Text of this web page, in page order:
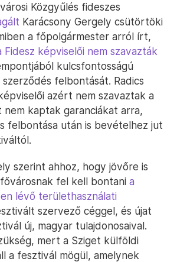
Közgyűlés fideszes
Karácsony Gergely csütörtöki
a főpolgármester arról írt,
Fidesz képviselői nem szavazták
kulcsfontosságú
felbontását. Radics
azért nem szavaztak a
kaptak garanciákat arra,
felbontása után is bevételhez jut
szerint ahhoz, hogy jövőre is
fel kell bontani a
lévő területhasználati
szervező céggel, és újat
új, magyar tulajdonosaival.
mert a Sziget külföldi
a fesztivál mögül, amelynek